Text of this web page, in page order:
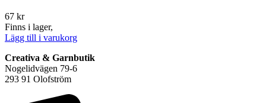
67 kr
Finns i lager,
Lägg till i varukorg
Creativa & Garnbutik
Nogelidvägen 79-6
293 91 Olofström